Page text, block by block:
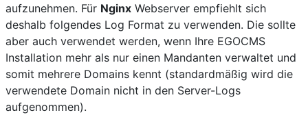
aufzunehmen. Für Nginx Webserver empfiehlt sich
deshalb folgendes Log Format zu verwenden. Die sollte
aber auch verwendet werden, wenn Ihre EGOCMS
Installation mehr als nur einen Mandanten verwaltet und
somit mehrere Domains kennt (standardmäßig wird die
verwendete Domain nicht in den Server-Logs
aufgenommen).